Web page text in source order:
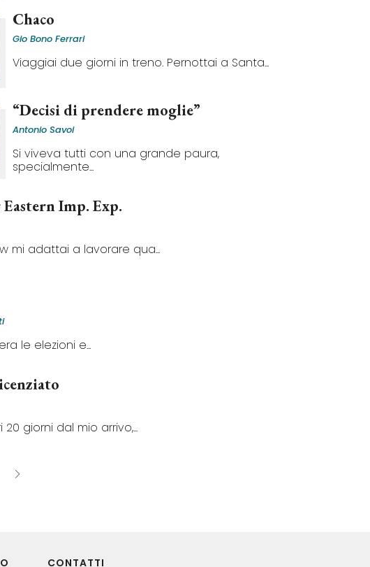
Chaco
Gio Bono Ferrari
Viaggiai due giorni in treno. Pernottai a Santa...
“Decisi di prendere moglie”
Antonio Savoi
Si viveva tutti con una grande paura,
specialmente...
Imp. Exp.
mi adattai a lavorare qua...
le elezioni e...
giorni dal mio arrivo,...
CONTATTI